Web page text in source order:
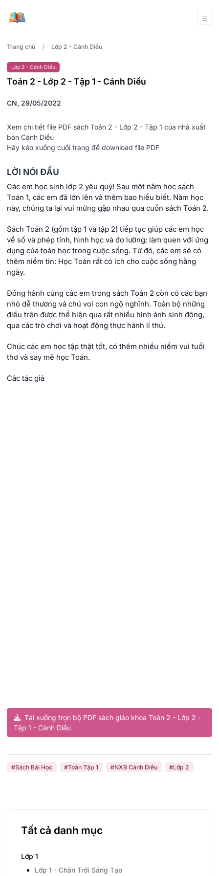
Trang chủ / Lớp 2 - Cánh Diều
Lớp 2 - Cánh Diều
Toán 2 - Lớp 2 - Tập 1 - Cánh Diều
CN, 29/05/2022
Xem chi tiết file PDF sách Toán 2 - Lớp 2 - Tập 1 của nhà xuất
bản Cánh Diều
Hãy kéo xuống cuối trang để download file PDF
LỜI NÓI ĐẦU
Các em học sinh lớp 2 yêu quý! Sau một năm học sách
Toán 1, các em đã lớn lên và thêm bao hiểu biết. Năm học
này, chúng ta lại vui mừng gặp nhau qua cuốn sách Toán 2.
Sách Toán 2 (gồm tập 1 và tập 2) tiếp tục giúp các em học
về số và phép tính, hình học và đo lường; làm quen với ứng
dụng của toán học trong cuộc sống. Từ đó, các em sẽ có
thêm niềm tin: Học Toán rất có ích cho cuộc sống hằng
ngày.
Đồng hành cùng các em trong sách Toán 2 còn có các bạn
nhỏ dễ thương và chú voi con ngộ nghĩnh. Toàn bộ những
điều trên được thể hiện qua rất nhiều hình ảnh sinh động,
qua các trò chơi và hoạt động thực hành lí thú.
Chúc các em học tập thật tốt, có thêm nhiều niềm vui tuổi
thơ và say mê học Toán.
Các tác giả
Tải xuống trọn bộ PDF sách giáo khoa Toán 2 - Lớp 2 -
Tập 1 - Cánh Diều
#Sách Bài Học #Toán Tập 1 #NXB Cánh Diều #Lớp 2
Tất cả danh mục
Lớp 1
Lớp 1 - Chân Trời Sáng Tạo